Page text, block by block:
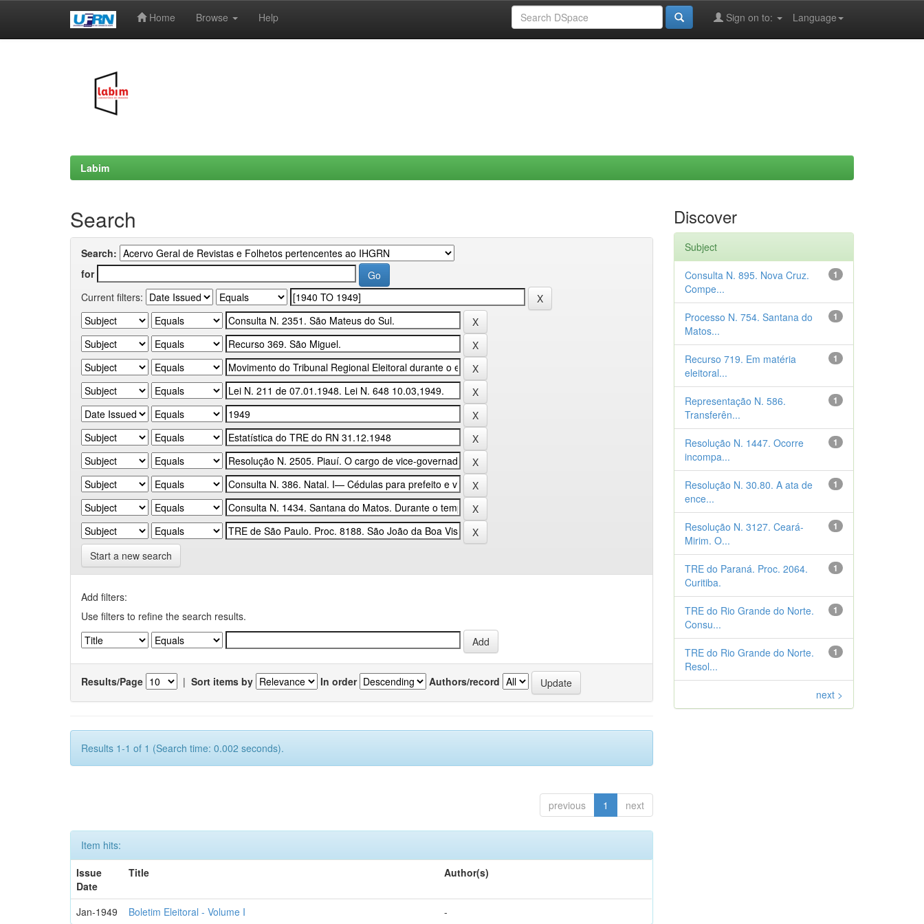
Home Browse Help Language
Sign on to:
Labim
Search
Search:
for
Current filters:
Start a new search
Add filters:
Use filters to refine the search results.
Results/Page | Sort items by In order Authors/record
Results 1-1 of 1 (Search time: 0.002 seconds).
previous 1 next
Item hits:
Issue
Date
Title Author(s)
Jan-1949 Boletim Eleitoral - Volume I -
Discover
Subject
1
Consulta N. 895. Nova Cruz.
Compe...
1
Processo N. 754. Santana do
Matos...
1
Recurso 719. Em matéria
eleitoral...
1
Representação N. 586.
Transferên...
1
Resolução N. 1447. Ocorre
incompa...
1
Resolução N. 30.80. A ata de
ence...
1
Resolução N. 3127. Ceará-
Mirim. O...
1
TRE do Paraná. Proc. 2064.
Curitiba.
1
TRE do Rio Grande do Norte.
Consu...
1
TRE do Rio Grande do Norte.
Resol...
next >